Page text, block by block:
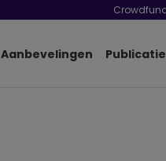
Aanbevelingen